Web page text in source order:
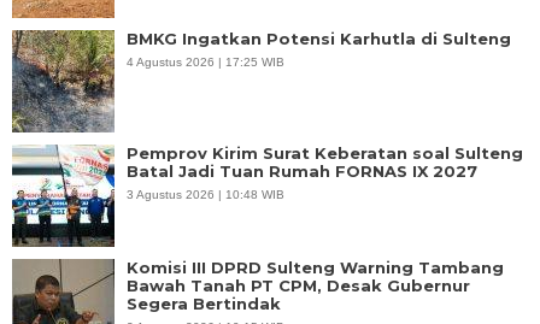
BMKG Ingatkan Potensi Karhutla di Sulteng
4 Agustus 2026 | 17:25 WIB
Pemprov Kirim Surat Keberatan soal Sulteng
Batal Jadi Tuan Rumah FORNAS IX 2027
3 Agustus 2026 | 10:48 WIB
Komisi III DPRD Sulteng Warning Tambang
Bawah Tanah PT CPM, Desak Gubernur
Segera Bertindak